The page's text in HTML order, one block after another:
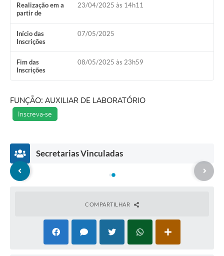
Realização em a
partir de
23/04/2025 às 14h11
Início das
Inscrições
07/05/2025
Fim das
Inscrições
08/05/2025 às 23h59
FUNÇÃO: AUXILIAR DE LABORATÓRIO
Inscreva-se
Secretarias Vinculadas
COMPARTILHAR